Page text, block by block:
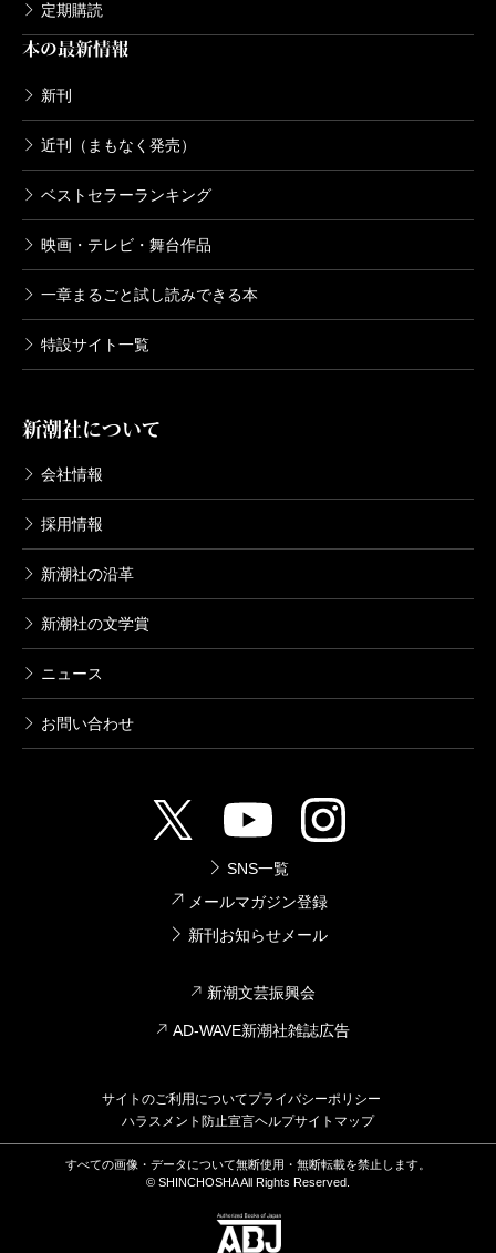
定期購読
本の最新情報
新刊
近刊（まもなく発売）
ベストセラーランキング
映画・テレビ・舞台作品
一章まるごと試し読みできる本
特設サイト一覧
新潮社について
会社情報
採用情報
新潮社の沿革
新潮社の文学賞
ニュース
お問い合わせ
SNS一覧
メールマガジン登録
新刊お知らせメール
新潮文芸振興会
AD-WAVE新潮社雑誌広告
サイトのご利用についてプライバシーポリシー
ハラスメント防止宣言ヘルプサイトマップ
すべての画像・データについて無断使用・無断転載を禁止します。
© SHINCHOSHA All Rights Reserved.